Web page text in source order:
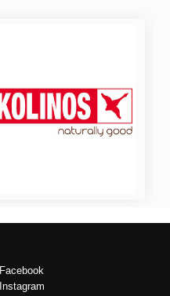
Facebook
Instagram